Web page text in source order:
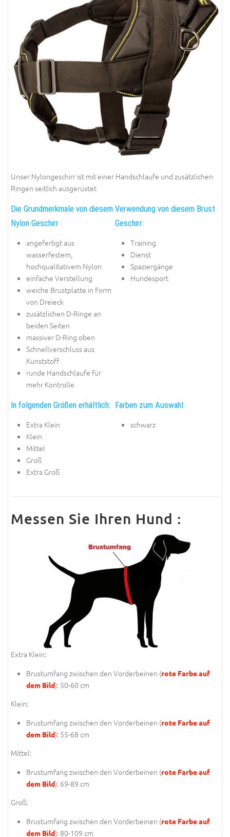
Unser Nylongeschirr ist mit einer Handschlaufe und zusätzlichen
Ringen seitlich ausgerüstet
Die Grundmerkmale von diesem
Nylon Geschirr :
angefertigt aus
wasserfestem,
hochqualitativem Nylon
einfache Verstellung
weiche Brustplatte in Form
von Dreieck
zusätzlichen D-Ringe an
beiden Seiten
massiver D-Ring oben
Schnellverschluss aus
Kunststoff
runde Handschlaufe für
mehr Kontrolle
Verwendung von diesem Brust
Geschirr:
Training
Dienst
Spaziergänge
Hundesport
In folgenden Größen erhältlich:
Extra Klein
Klein
Mittel
Groß
Extra Groß
Farben zum Auswahl:
schwarz
Messen Sie Ihren Hund :
Extra Klein:
Brustumfang zwischen den Vorderbeinen (rote Farbe auf
dem Bild): 50-60 cm
Klein:
Brustumfang zwischen den Vorderbeinen (rote Farbe auf
dem Bild): 55-68 cm
Mittel:
Brustumfang zwischen den Vorderbeinen (rote Farbe auf
dem Bild): 69-89 cm
Groß:
Brustumfang zwischen den Vorderbeinen (rote Farbe auf
dem Bild): 80-109 cm